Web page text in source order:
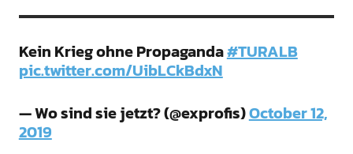
Kein Krieg ohne Propaganda#TURALB
pic.twitter.com/UibLCkBdxN
— Wo sind sie jetzt? (@exprofis)October 12,
2019